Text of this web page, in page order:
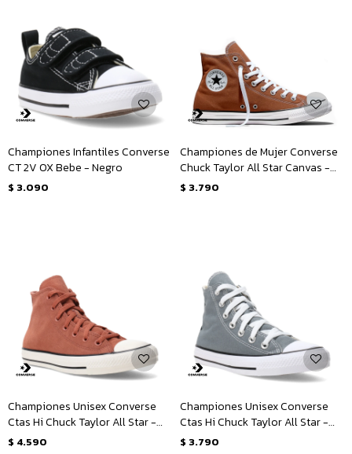
Championes Infantiles Converse
CT 2V OX Bebe - Negro
$ 3.090
Championes de Mujer Converse
Chuck Taylor All Star Canvas -
Marrón
$ 3.790
Championes Unisex Converse
Ctas Hi Chuck Taylor All Star -
Marrón - Blanco
$ 4.590
Championes Unisex Converse
Ctas Hi Chuck Taylor All Star -
Gris
$ 3.790